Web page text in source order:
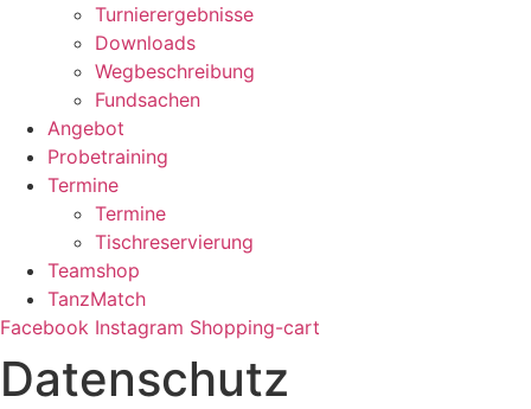
Turnierergebnisse
Downloads
Wegbeschreibung
Fundsachen
Angebot
Probetraining
Termine
Termine
Tischreservierung
Teamshop
TanzMatch
Facebook Instagram Shopping-cart
Datenschutz